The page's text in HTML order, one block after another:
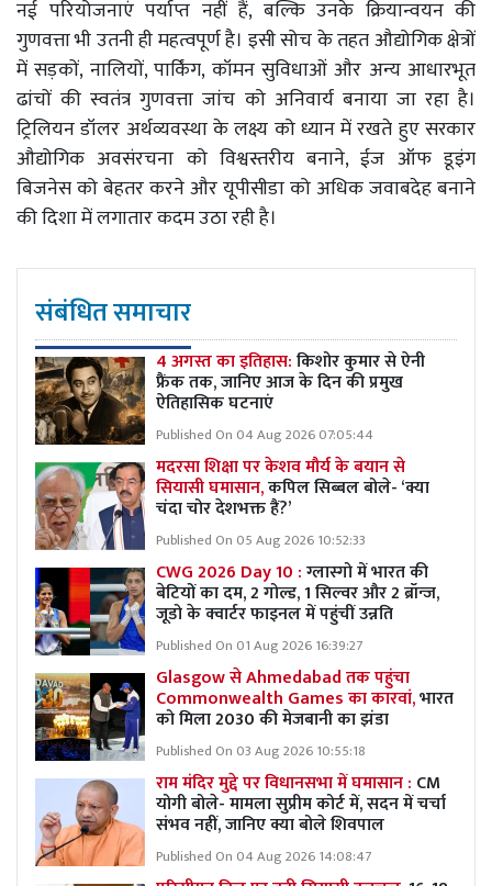
नई परियोजनाएं पर्याप्त नहीं हैं, बल्कि उनके क्रियान्वयन की
गुणवत्ता भी उतनी ही महत्वपूर्ण है। इसी सोच के तहत औद्योगिक क्षेत्रों
में सड़कों, नालियों, पार्किंग, कॉमन सुविधाओं और अन्य आधारभूत
ढांचों की स्वतंत्र गुणवत्ता जांच को अनिवार्य बनाया जा रहा है।
ट्रिलियन डॉलर अर्थव्यवस्था के लक्ष्य को ध्यान में रखते हुए सरकार
औद्योगिक अवसंरचना को विश्वस्तरीय बनाने, ईज ऑफ डूइंग
बिजनेस को बेहतर करने और यूपीसीडा को अधिक जवाबदेह बनाने
की दिशा में लगातार कदम उठा रही है।
संबंधित समाचार
4 अगस्त का इतिहास:किशोर कुमार से ऐनी
फ्रैंक तक, जानिए आज के दिन की प्रमुख
ऐतिहासिक घटनाएं
Published On 04 Aug 2026 07:05:44
मदरसा शिक्षा पर केशव मौर्य के बयान से
सियासी घमासान,कपिल सिब्बल बोले- ‘क्या
चंदा चोर देशभक्त हैं?’
Published On 05 Aug 2026 10:52:33
CWG 2026 Day 10 :ग्लास्गो में भारत की
बेटियों का दम, 2 गोल्ड, 1 सिल्वर और 2 ब्रॉन्ज,
जूडो के क्वार्टर फाइनल में पहुंचीं उन्नति
Published On 01 Aug 2026 16:39:27
Glasgow से Ahmedabad तक पहुंचा
Commonwealth Games का कारवां,भारत
को मिला 2030 की मेजबानी का झंडा
Published On 03 Aug 2026 10:55:18
राम मंदिर मुद्दे पर विधानसभा में घमासान : CM
योगी बोले- मामला सुप्रीम कोर्ट में, सदन में चर्चा
संभव नहीं, जानिए क्या बोले शिवपाल
Published On 04 Aug 2026 14:08:47